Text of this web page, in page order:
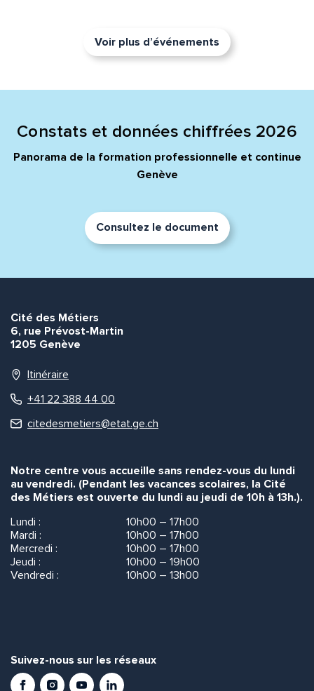
Voir plus d’événements
Constats et données chiffrées 2026
Panorama de la formation professionnelle et continue
Genève
Consultez le document
Cité des Métiers
6, rue Prévost-Martin
1205 Genève
Itinéraire
+41 22 388 44 00
citedesmetiers@etat.ge.ch
Notre centre vous accueille sans rendez-vous du lundi
au vendredi. (Pendant les vacances scolaires, la Cité
des Métiers est ouverte du lundi au jeudi de 10h à 13h.).
Lundi :
10h00 – 17h00
Mardi :
10h00 – 17h00
Mercredi :
10h00 – 17h00
Jeudi :
10h00 – 19h00
Vendredi :
10h00 – 13h00
Suivez-nous sur les réseaux
FacebookInstagramYoutubeLinkedIn